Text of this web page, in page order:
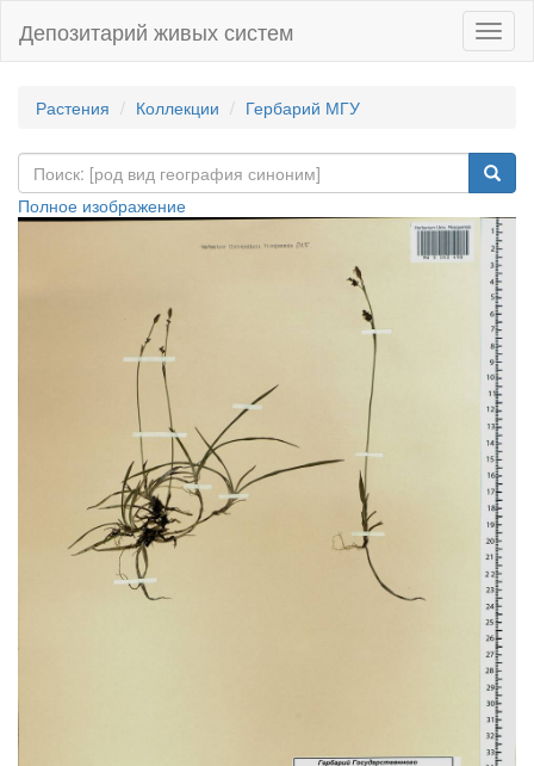
Депозитарий живых систем
Растения Коллекции Гербарий МГУ
Полное изображение